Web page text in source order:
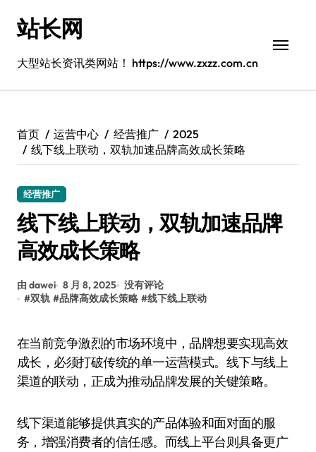
站长网
大型站长资讯类网站！ https://www.zxzz.com.cn
首页 运营中心 经营推广
2025
线下线上联动，双轨加速品牌高效成长策略
经营推广
线下线上联动，双轨加速品牌
高效成长策略
由 dawei 8 月 8, 2025 没有评论
#双轨 #品牌高效成长策略 #线下线上联动
在当前竞争激烈的市场环境中，品牌想要实现高效
成长，必须打破传统的单一运营模式。线下与线上
渠道的联动，正成为推动品牌发展的关键策略。
线下渠道能够提供真实的产品体验和面对面的服
务，增强消费者的信任感。而线上平台则具备更广